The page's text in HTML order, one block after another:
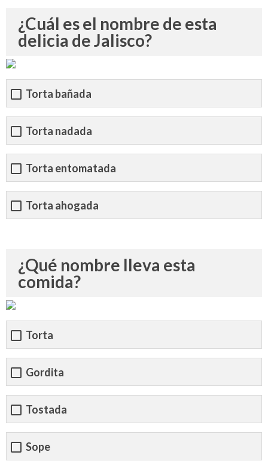
¿Cuál es el nombre de esta
delicia de Jalisco?
Torta bañada
Torta nadada
Torta entomatada
Torta ahogada
¿Qué nombre lleva esta
comida?
Torta
Gordita
Tostada
Sope